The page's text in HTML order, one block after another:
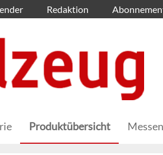
Redaktion
Produktübersicht Messen